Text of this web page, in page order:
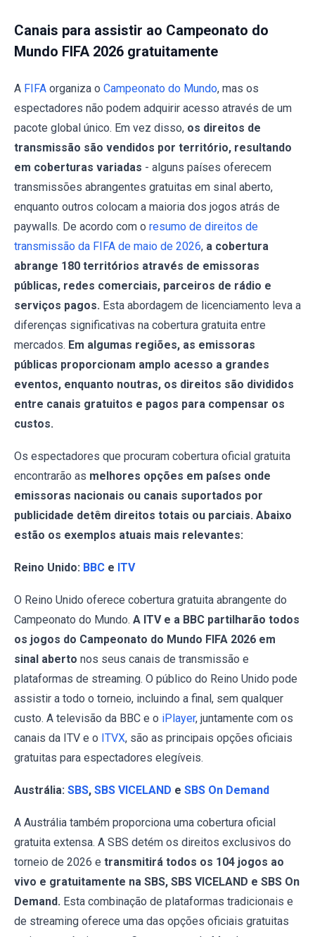
Canais para assistir ao Campeonato do
Mundo FIFA 2026 gratuitamente
A FIFA organiza o Campeonato do Mundo, mas os
espectadores não podem adquirir acesso através de um
pacote global único. Em vez disso, os direitos de
transmissão são vendidos por território, resultando
em coberturas variadas - alguns países oferecem
transmissões abrangentes gratuitas em sinal aberto,
enquanto outros colocam a maioria dos jogos atrás de
paywalls. De acordo com o resumo de direitos de
transmissão da FIFA de maio de 2026, a cobertura
abrange 180 territórios através de emissoras
públicas, redes comerciais, parceiros de rádio e
serviços pagos. Esta abordagem de licenciamento leva a
diferenças significativas na cobertura gratuita entre
mercados. Em algumas regiões, as emissoras
públicas proporcionam amplo acesso a grandes
eventos, enquanto noutras, os direitos são divididos
entre canais gratuitos e pagos para compensar os
custos.
Os espectadores que procuram cobertura oficial gratuita
encontrarão as melhores opções em países onde
emissoras nacionais ou canais suportados por
publicidade detêm direitos totais ou parciais. Abaixo
estão os exemplos atuais mais relevantes:
Reino Unido: BBC e ITV
O Reino Unido oferece cobertura gratuita abrangente do
Campeonato do Mundo. A ITV e a BBC partilharão todos
os jogos do Campeonato do Mundo FIFA 2026 em
sinal aberto nos seus canais de transmissão e
plataformas de streaming. O público do Reino Unido pode
assistir a todo o torneio, incluindo a final, sem qualquer
custo. A televisão da BBC e o iPlayer, juntamente com os
canais da ITV e o ITVX, são as principais opções oficiais
gratuitas para espectadores elegíveis.
Austrália: SBS, SBS VICELAND e SBS On Demand
A Austrália também proporciona uma cobertura oficial
gratuita extensa. A SBS detém os direitos exclusivos do
torneio de 2026 e transmitirá todos os 104 jogos ao
vivo e gratuitamente na SBS, SBS VICELAND e SBS On
Demand. Esta combinação de plataformas tradicionais e
de streaming oferece uma das opções oficiais gratuitas